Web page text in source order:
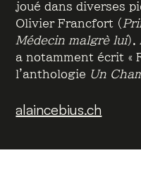
joué dans diverses
Olivier Francfort (
Médecin malgrè lui).
a notamment écrit «
l’anthologie Un
alaincebius.ch